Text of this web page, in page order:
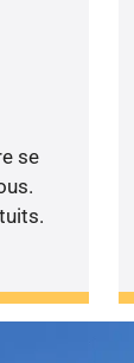
se